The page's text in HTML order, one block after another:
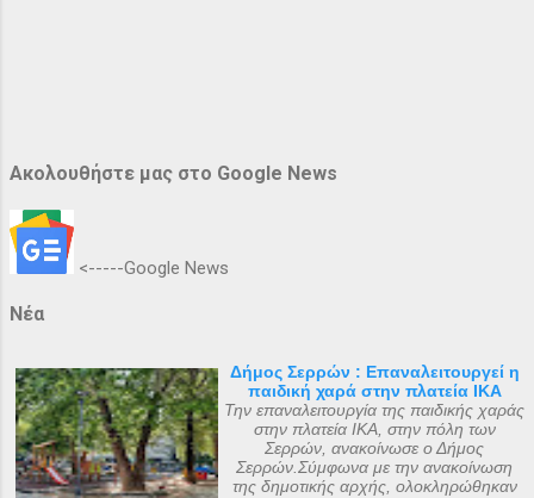
Ακολουθήστε μας στο Google News
<-----Google News
Νέα
Δήμος Σερρών : Επαναλειτουργεί η
παιδική χαρά στην πλατεία ΙΚΑ
Την επαναλειτουργία της παιδικής χαράς
στην πλατεία ΙΚΑ, στην πόλη των
Σερρών, ανακοίνωσε ο Δήμος
Σερρών.Σύμφωνα με την ανακοίνωση
της δημοτικής αρχής, ολοκληρώθηκαν